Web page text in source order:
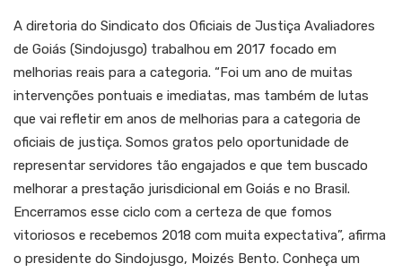
A diretoria do Sindicato dos Oficiais de Justiça Avaliadores
de Goiás (Sindojusgo) trabalhou em 2017 focado em
melhorias reais para a categoria. “Foi um ano de muitas
intervenções pontuais e imediatas, mas também de lutas
que vai refletir em anos de melhorias para a categoria de
oficiais de justiça. Somos gratos pelo oportunidade de
representar servidores tão engajados e que tem buscado
melhorar a prestação jurisdicional em Goiás e no Brasil.
Encerramos esse ciclo com a certeza de que fomos
vitoriosos e recebemos 2018 com muita expectativa”, afirma
o presidente do Sindojusgo, Moizés Bento. Conheça um